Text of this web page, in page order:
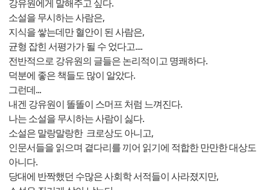
강유원에게 말해주고 싶다.
소설을 무시하는 사람은,
지식을 쌓는데만 혈안이 된 사람은,
균형 잡힌 서평가가 될 수 었다고....
전반적으로 강유원의 글들은 논리적이고 명쾌하다.
덕분에 좋은 책들도 많이 알았다.
그런데...
내겐 강유원이 똘똘이 스머프 처럼 느껴진다.
나는 소설을 무시하는 사람이 싫다.
소설은 말랑말랑한 크로상도 아니고,
인문서들을 읽으며 곁다리를 끼어 읽기에 적합한 만만한 대상도
아니다.
당대에 반짝했던 수많은 사회학 서적들이 사라졌지만,